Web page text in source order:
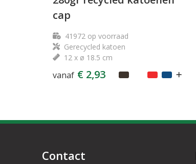
cap
41972op voorraad
Gerecycled katoen
12 x ø 18.5 cm
vanaf € 2,93
Contact